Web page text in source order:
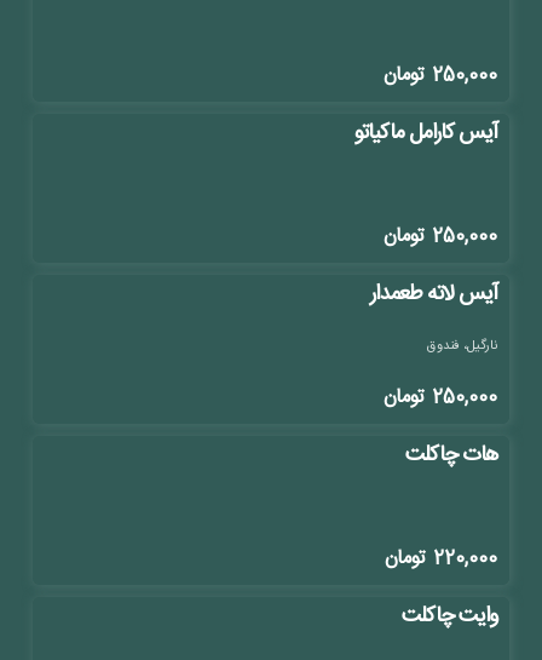
250,000 تومان
آیس کارامل ماکیاتو
250,000 تومان
آیس لاته طعمدار
نارگیل، فندوق
250,000 تومان
هات چاکلت
220,000 تومان
وایت چاکلت